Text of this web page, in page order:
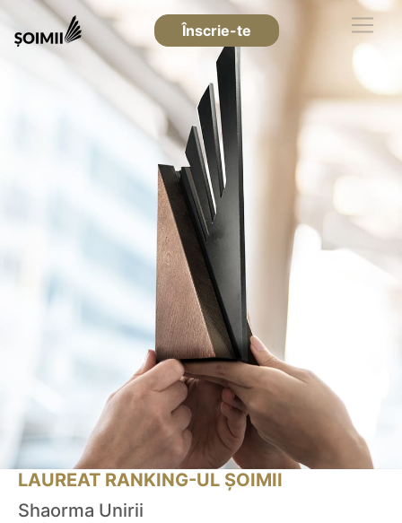
Înscrie-te
LAUREAT RANKING-UL ȘOIMII
Shaorma Unirii